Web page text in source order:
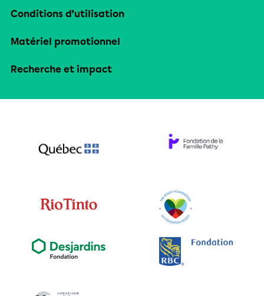
Conditions d’utilisation
Matériel promotionnel
Recherche et impact